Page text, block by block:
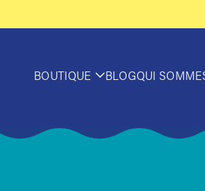
BOUTIQUE BLOGQUI